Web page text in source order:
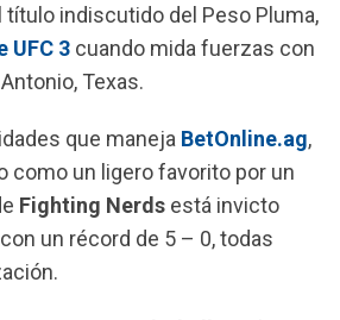
título indiscutido del Peso Pluma,
UFC 3 cuando mida fuerzas con
Texas.
que maneja BetOnline.ag,
como un ligero favorito por un
Fighting Nerds está invicto
un récord de 5 – 0, todas